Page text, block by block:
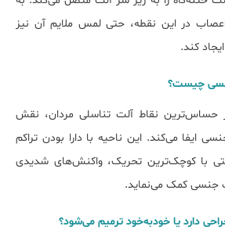
اعصاب در این نقطه، حتی لمس ملایم آن نیز
کند.
چیست؟
حساس‌ترین نقاط آلت تناسلی مردان، نقش
ایفا می‌کند. این ناحیه با دارا بودن تراکم
با کوچک‌ترین تحریک، واکنش‌های شدیدی
جنسی کمک می‌نماید.
جراحی دارد یا خودبه‌خود ترمیم می‌شود؟